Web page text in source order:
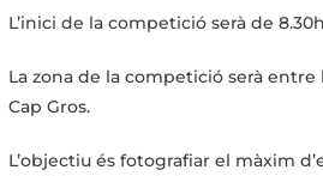
L’inici de la competició serà de
La zona de la competició serà entre
Cap Gros.
L’objectiu és fotografiar el màxim